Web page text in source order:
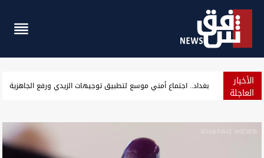
الأخبار
العاجلة انفجاران جنوبي إيران وقاليباف: هجوم ضخم قادم